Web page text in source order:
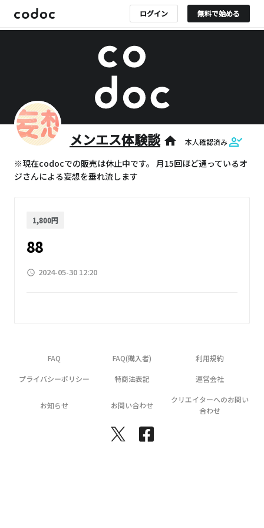
ログイン 無料で始める
メンエス体験談 home 本人確認済み
※現在codocでの販売は休止中です。 月15回ほど通っているオ
ジさんによる妄想を垂れ流します
1,800円
88
access_time 2024-05-30 12:20
FAQ FAQ(購入者) 利用規約
プライバシーポリシー 特商法表記 運営会社
お知らせ お問い合わせ
クリエイターへのお問い
合わせ